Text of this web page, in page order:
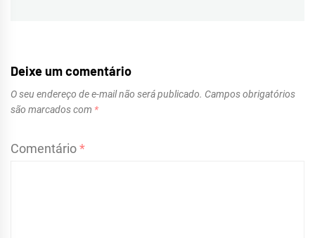
Deixe um comentário
O seu endereço de e-mail não será publicado. Campos obrigatórios
são marcados com *
Comentário*